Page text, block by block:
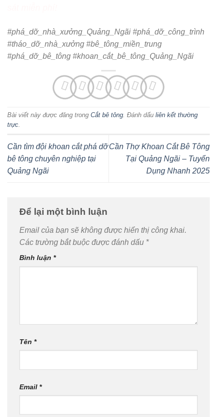
#phá_dỡ_nhà_xưởng_Quảng_Ngãi #phá_dỡ_công_trình
#tháo_dỡ_nhà_xưởng #bê_tông_miền_trung
#phá_dỡ_bê_tông #khoan_cắt_bê_tông_Quảng_Ngãi
Bài viết này được đăng trong Cắt bê tông. Đánh dấu liên kết thường
trực.
Cần tìm đội khoan cắt phá dỡ
bê tông chuyên nghiệp tại
Quảng Ngãi
Cần Thợ Khoan Cắt Bê Tông
Tại Quảng Ngãi – Tuyển
Dụng Nhanh 2025
Để lại một bình luận
Email của bạn sẽ không được hiển thị công khai.
Các trường bắt buộc được đánh dấu *
Bình luận *
Tên *
Email *